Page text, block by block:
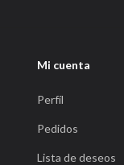
Mi cuenta
Perfíl
Pedidos
Lista de deseos